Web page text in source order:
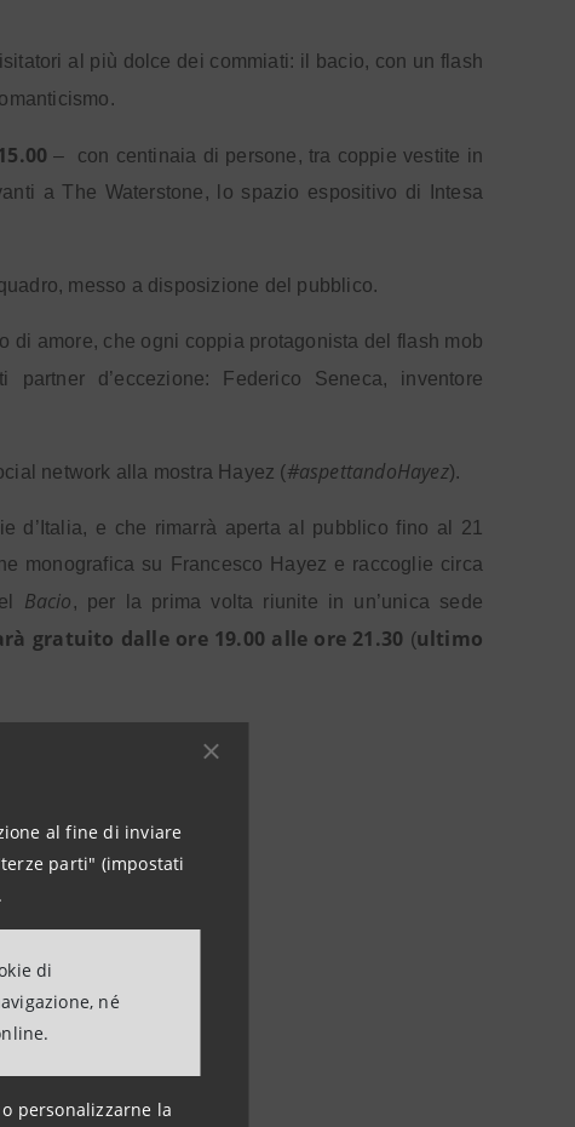
al fine di inviare
parti" (impostati
di
né
personalizzarne la
al più dolce dei commiati: il bacio, con un flash
–
con centinaia di persone, tra coppie vestite in
a The Waterstone, lo spazio espositivo di Intesa
messo a disposizione del pubblico.
di amore, che ogni coppia protagonista del flash mob
partner d’eccezione: Federico Seneca, inventore
network alla mostra Hayez (#aspettandoHayez).
d’Italia, e che rimarrà aperta al pubblico fino al 21
monografica su Francesco Hayez e raccoglie circa
Bacio , per la prima volta riunite in un’unica sede
gratuito dalle ore 19.00 alle ore 21.30 (ultimo